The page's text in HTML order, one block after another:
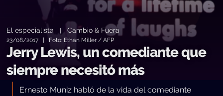
El especialista |Cambio & Fuera
23/08/2017 | Foto: Ethan Miller / AFP
Jerry Lewis, un comediante que
siempre necesitó más
Ernesto Muniz habló de la vida del comediante